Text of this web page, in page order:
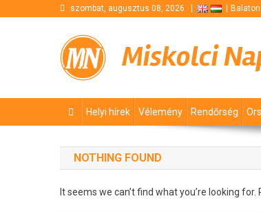
szombat, augusztus 08, 2026 Balaton
Miskolci
Helyi hírek Vélemény Rendőrség
NOTHING FOUND
It seems we can’t find what you’re looking